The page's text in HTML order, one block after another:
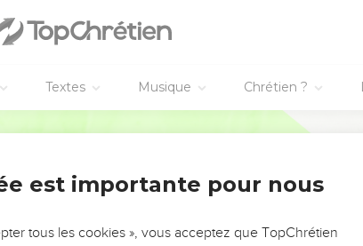
Textes Musique Chrétien ?
!
est importante pour nous
tous les cookies », vous acceptez que TopChrétien